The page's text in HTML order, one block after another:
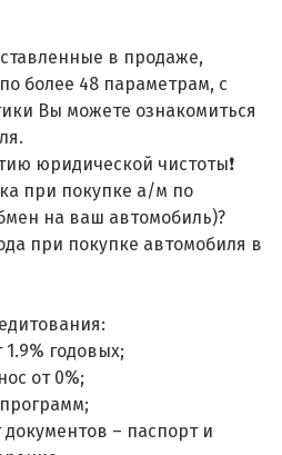
в продаже,
более 48 параметрам, с
Вы можете ознакомиться
юридической чистоты❗
при покупке а/м по
на ваш автомобиль)?
при покупке автомобиля в
годовых;
от 0%;
– паспорт и